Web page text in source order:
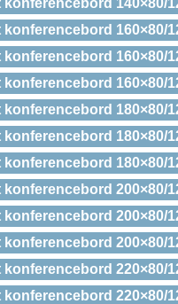
konferencebord
konferencebord
konferencebord
konferencebord
konferencebord
konferencebord
konferencebord
konferencebord